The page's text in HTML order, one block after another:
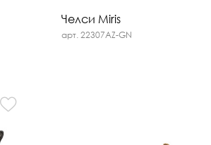
Челси Miris
арт. 22307AZ-GN